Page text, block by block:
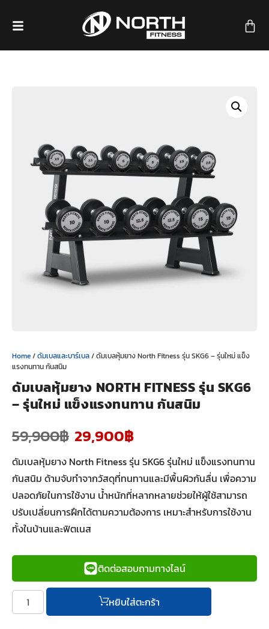
Home/ดัมเบลและบาร์เบล/ ดัมเบลหุ้มยาง North Fitness รุ่น SKG6 – รุ่นใหม่ แข็ง
แรงทนทาน กันสนิม
ดัมเบลหุ้มยาง NORTH FITNESS รุ่น SKG6
– รุ่นใหม่ แข็งแรงทนทาน กันสนิม
59,900฿ 29,900฿
ดัมเบลหุ้มยาง North Fitness รุ่น SKG6 รุ่นใหม่ แข็งแรงทนทาน
กันสนิม ด้ามจับทำจากวัสดุที่ทนทานและมีพื้นผิวกันลื่น เพื่อความ
ปลอดภัยในการใช้งาน น้ำหนักที่หลากหลายช่วยให้ผู้ใช้สามารถ
ปรับเปลี่ยนการฝึกได้ตามความต้องการ เหมาะสำหรับการใช้งาน
ทั้งในบ้านและฟิตเนส
ติดต่อสอบถามทางไลน์
หยิบใส่ตะกร้า